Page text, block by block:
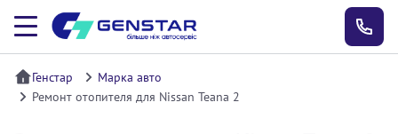
Генстар
Марка авто
Ремонт отопителя для Nissan Teana 2